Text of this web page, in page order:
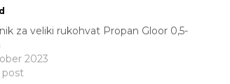
za veliki rukohvat Propan Gloor 0,5-
2023
post